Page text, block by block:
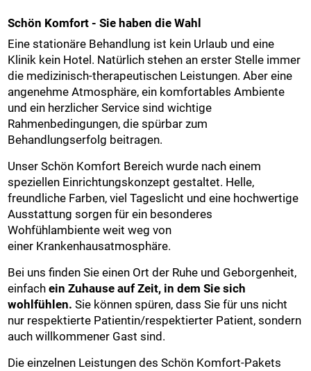
Schön Komfort - Sie haben die Wahl
Eine stationäre Behandlung ist kein Urlaub und eine
Klinik kein Hotel. Natürlich stehen an erster Stelle immer
die medizinisch-therapeutischen Leistungen. Aber eine
angenehme Atmosphäre, ein komfortables Ambiente
und ein herzlicher Service sind wichtige
Rahmenbedingungen, die spürbar zum
Behandlungserfolg beitragen.
Unser Schön Komfort Bereich wurde nach einem
speziellen Einrichtungskonzept gestaltet. Helle,
freundliche Farben, viel Tageslicht und eine hochwertige
Ausstattung sorgen für ein besonderes
Wohfühlambiente weit weg von
einer Krankenhausatmosphäre.
Bei uns finden Sie einen Ort der Ruhe und Geborgenheit,
einfachein Zuhause auf Zeit, in dem Sie sich
wohlfühlen.Sie können spüren, dass Sie für uns nicht
nur respektierte Patientin/respektierter Patient, sondern
auch willkommener Gast sind.
Die einzelnen Leistungen des Schön Komfort-Pakets